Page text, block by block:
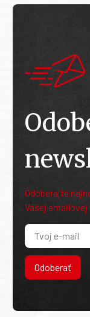
Odoberajte
Vašej emailovej
Odoberať